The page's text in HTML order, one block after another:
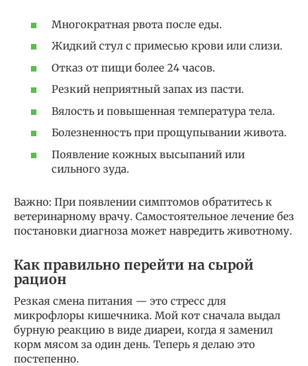
Многократная рвота после еды.
Жидкий стул с примесью крови или слизи.
Отказ от пищи более 24 часов.
Резкий неприятный запах из пасти.
Вялость и повышенная температура тела.
Болезненность при прощупывании живота.
Появление кожных высыпаний или
сильного зуда.
Важно: При появлении симптомов обратитесь к
ветеринарному врачу. Самостоятельное лечение без
постановки диагноза может навредить животному.
Как правильно перейти на сырой
рацион
Резкая смена питания — это стресс для
микрофлоры кишечника. Мой кот сначала выдал
бурную реакцию в виде диареи, когда я заменил
корм мясом за один день. Теперь я делаю это
постепенно.